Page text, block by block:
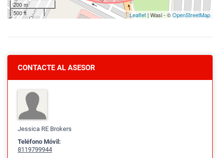
200 m
500 ft
Leaflet | Wasi - ©OpenStreetMap
CONTACTE AL ASESOR
Jessica RE Brokers
Teléfono Móvil:
8119799944